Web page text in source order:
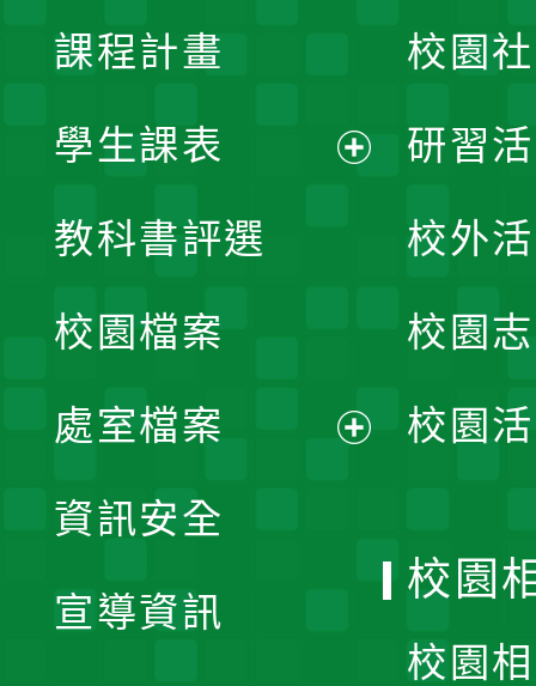
課程計畫
學生課表
單
教科書評選
校園檔案
處室檔案
資訊安全
宣導資訊
校園
研習
校外
校園
校園
校園
校園